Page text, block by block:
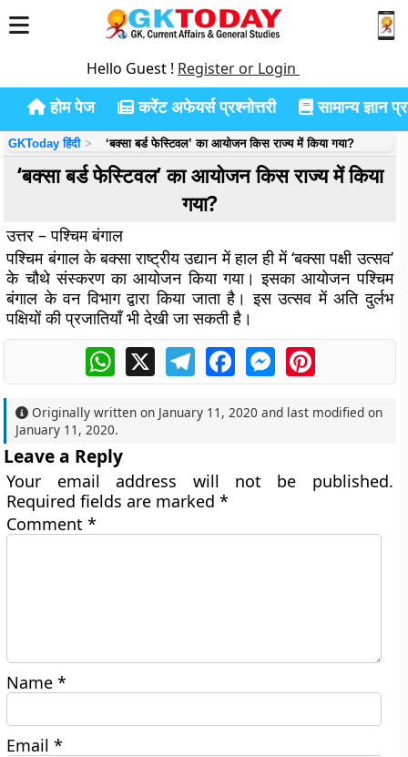
Hello Guest ! Register or Login
होम पेज करेंट अफेयर्स प्रश्नोत्तरी सामान्य ज्ञान
GKToday हिंदी ‘बक्सा बर्ड फेस्टिवल’ का आयोजन किस राज्य में किया गया?
‘बक्सा बर्ड फेस्टिवल’ का आयोजन किस राज्य में किया
गया?
उत्तर – पश्चिम बंगाल
पश्चिम बंगाल के बक्सा राष्ट्रीय उद्यान में हाल ही में ‘बक्सा पक्षी उत्सव’
के चौथे संस्करण का आयोजन किया गया। इसका आयोजन पश्चिम
बंगाल के वन विभाग द्वारा किया जाता है। इस उत्सव में अति दुर्लभ
पक्षियों की प्रजातियाँ भी देखी जा सकती है।
WhatsApp
X TelegramFacebookMessengerPinterest
Originally written on January 11, 2020 and last modified on
January 11, 2020.
Leave a Reply
Your email address will not be published.
Required fields are marked*
Comment*
Name*
Email*